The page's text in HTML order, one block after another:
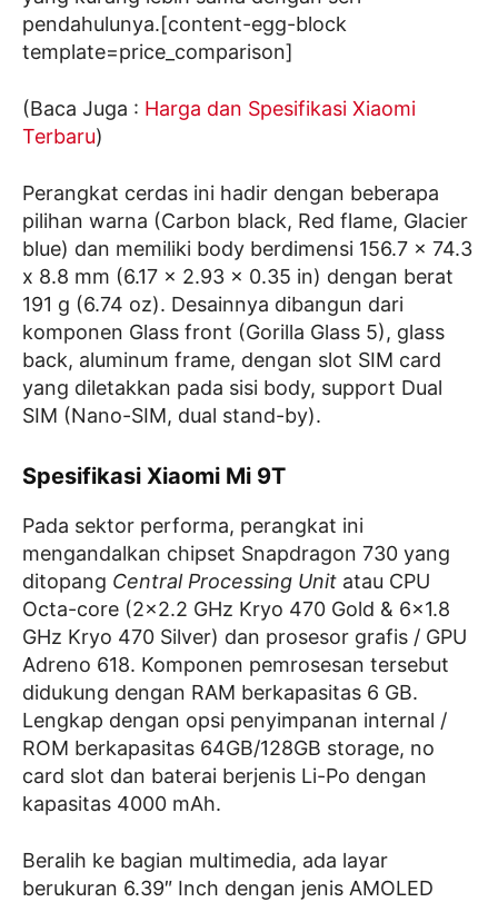
pendahulunya.[content-egg-block
template=price_comparison]
(Baca Juga : Harga dan Spesifikasi Xiaomi
Terbaru)
Perangkat cerdas ini hadir dengan beberapa
pilihan warna (Carbon black, Red flame, Glacier
blue) dan memiliki body berdimensi 156.7 x 74.3
x 8.8 mm (6.17 x 2.93 x 0.35 in) dengan berat
191 g (6.74 oz). Desainnya dibangun dari
komponen Glass front (Gorilla Glass 5), glass
back, aluminum frame, dengan slot SIM card
yang diletakkan pada sisi body, support Dual
SIM (Nano-SIM, dual stand-by).
Spesifikasi Xiaomi Mi 9T
Pada sektor performa, perangkat ini
mengandalkan chipset Snapdragon 730 yang
ditopang Central Processing Unit atau CPU
Octa-core (2×2.2 GHz Kryo 470 Gold & 6×1.8
GHz Kryo 470 Silver) dan prosesor grafis / GPU
Adreno 618. Komponen pemrosesan tersebut
didukung dengan RAM berkapasitas 6 GB.
Lengkap dengan opsi penyimpanan internal /
ROM berkapasitas 64GB/128GB storage, no
card slot dan baterai berjenis Li-Po dengan
kapasitas 4000 mAh.
Beralih ke bagian multimedia, ada layar
berukuran 6.39″ Inch dengan jenis AMOLED